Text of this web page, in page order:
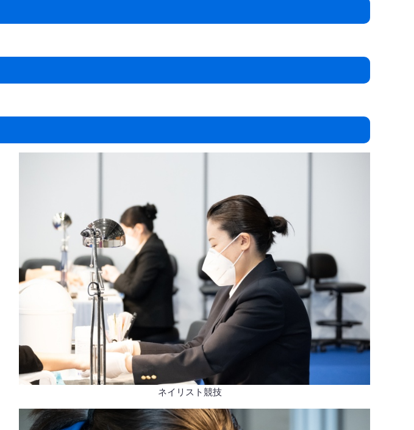
ネイリスト競技